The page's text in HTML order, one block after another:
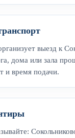
выезд к
дома или зала
и время подачи.